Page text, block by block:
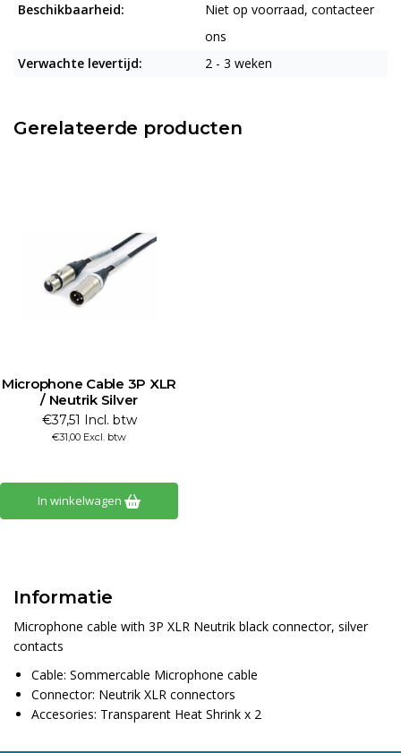
Beschikbaarheid:
Niet op voorraad, contacteer
ons
Verwachte levertijd:
2 - 3 weken
Gerelateerde producten
Microphone Cable 3P XLR
/ Neutrik Silver
€37,51 Incl. btw
€31,00 Excl. btw
In winkelwagen
Informatie
Microphone cable with 3P XLR Neutrik black connector, silver
contacts
Cable: Sommercable Microphone cable
Connector: Neutrik XLR connectors
Accesories: Transparent Heat Shrink x 2